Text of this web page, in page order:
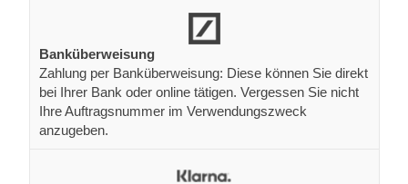
Banküberweisung
Zahlung per Banküberweisung: Diese können Sie direkt
bei Ihrer Bank oder online tätigen. Vergessen Sie nicht
Ihre Auftragsnummer im Verwendungszweck
anzugeben.